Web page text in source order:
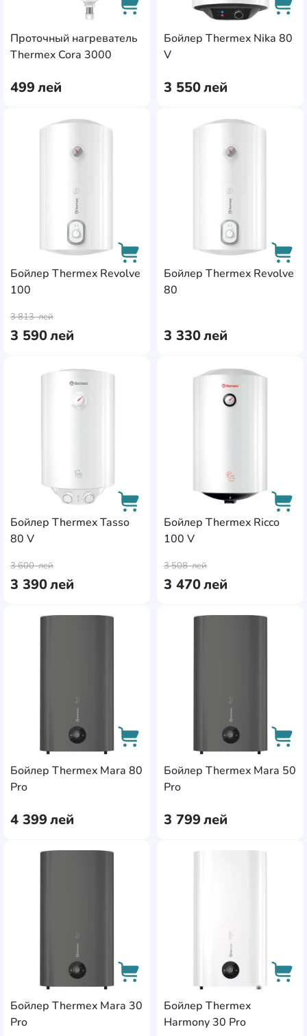
Проточный нагреватель
Thermex Cora 3000
499лей
AddCardToCart
Бойлер Thermex Nika 80
V
3 550лей
Бойлер Thermex Revolve
100
3 590лей
3 813лей
AddCardToFavourite
Бойлер Thermex Revolve
80
3 330лей
Бойлер Thermex Tasso
80 V
3 390лей
3 600лей
AddCardToFavourite
Бойлер Thermex Ricco
100 V
3 470лей
3 508лей
Бойлер Thermex Mara 80
Pro
4 399лей
AddCardToCart
Бойлер Thermex Mara 50
Pro
3 799лей
Бойлер Thermex Mara 30
Pro
AddCardToCart
Бойлер Thermex
Harmony 30 Pro